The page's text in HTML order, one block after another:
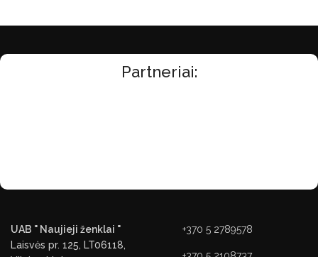
Partneriai:
UAB " Naujieji ženklai "
Laisvės pr. 125, LT06118,
+370 5 2789578